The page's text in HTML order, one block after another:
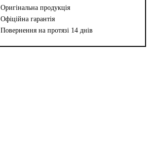
Оригінальна продукція
Офіційна гарантія
Повернення на протязі 14 днів